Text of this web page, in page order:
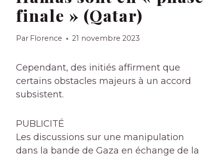
finale » (Qatar)
Par Florence 21 novembre 2023
Cependant, des initiés affirment que
certains obstacles majeurs à un accord
subsistent.
PUBLICITÉ
Les discussions sur une manipulation
dans la bande de Gaza en échange de la